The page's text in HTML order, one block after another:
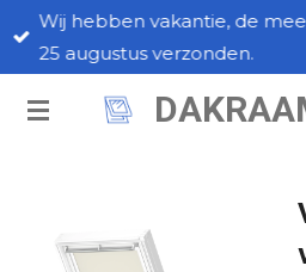
Ga
direct
de
Wij hebben vakantie, de
25 augustus verzonden.